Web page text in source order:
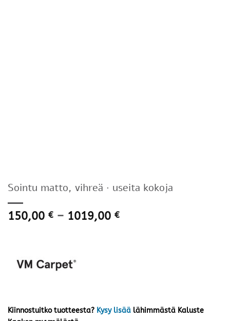
Sointu matto, vihreä · useita kokoja
150,00 € – 1019,00 €Hintaluokka:
Kiinnostuitko tuotteesta? Kysy lisää lähimmästä Kaluste